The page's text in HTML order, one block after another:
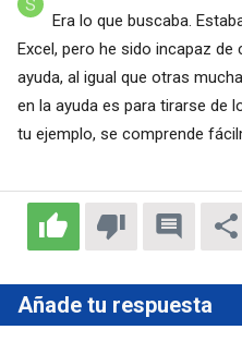
Era lo que buscaba.
Excel, pero he sido incapaz
ayuda, al igual que otras
en la ayuda es para tirarse de
tu ejemplo, se comprende
Añade tu respuesta